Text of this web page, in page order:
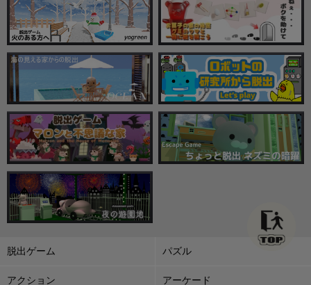
脱出ゲーム パズル
アクション アーケード